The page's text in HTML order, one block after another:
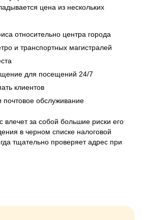
цена из нескольких
относительно центра города
и транспортных магистралей
для посещений 24/7
клиентов
почтовое обслуживание
влечет за собой большие риски его
в черном списке налоговой
тщательно проверяет адрес при